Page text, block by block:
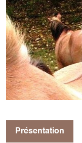
Présentation